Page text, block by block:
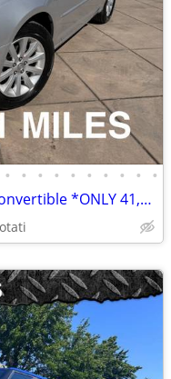
• • • • • • • • • •
2010 Chrysler Sebring Touring Convertible *ONLY 41,441 Miles*